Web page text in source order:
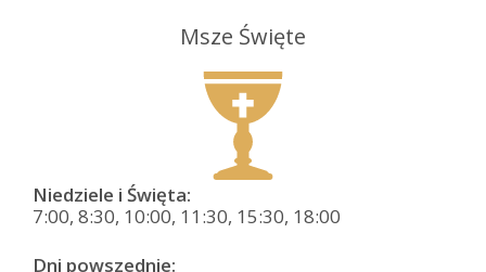
Msze Święte
Niedziele i Święta:
7:00, 8:30, 10:00, 11:30, 15:30, 18:00
Dni powszednie: